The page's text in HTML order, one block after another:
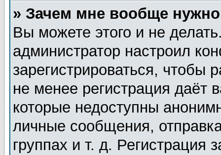
» Зачем мне вообще нужно
Вы можете этого и не
администратор настроил
зарегистрироваться,
не менее регистрация даёт
которые недоступны
личные сообщения,
группах и т. д. Регистрация